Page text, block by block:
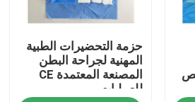
حزمة التحضيرات الطبية
المهنية لجراحة البطن
المصنعة المعتمدة CE
للعمليات